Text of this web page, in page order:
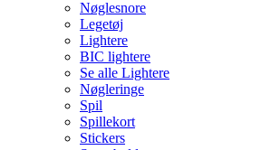
Nøglesnore
Legetøj
Lightere
BIC lightere
Se alle Lightere
Nøgleringe
Spil
Spillekort
Stickers